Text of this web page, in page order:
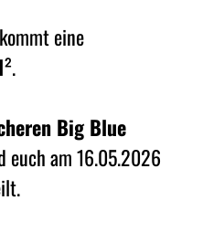
kommt eine
².
Big Blue
euch am 16.05.2026